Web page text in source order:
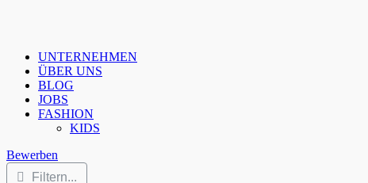
UNTERNEHMEN
ÜBER UNS
BLOG
JOBS
FASHION
KIDS
Bewerben
Filtern...